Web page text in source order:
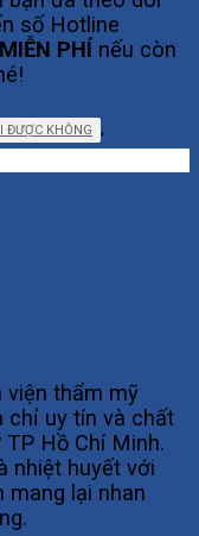
số Hotline
PHÍ nếu còn
,
ĐƯỢC KHÔNG
viện thẩm mỹ
chỉ uy tín và chất
Hồ Chí Minh.
nhiệt huyết với
mang lại nhan